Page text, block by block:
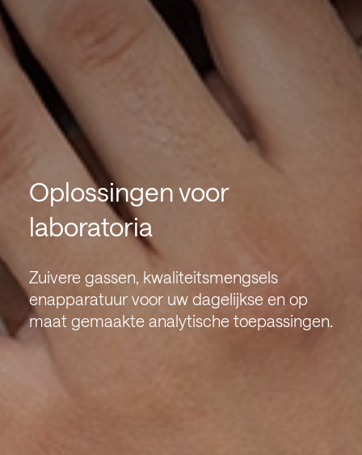
Oplossingen voor
laboratoria
Zuivere gassen, kwaliteitsmengsels
enapparatuur voor uw dagelijkse en op
maat gemaakte analytische toepassingen.